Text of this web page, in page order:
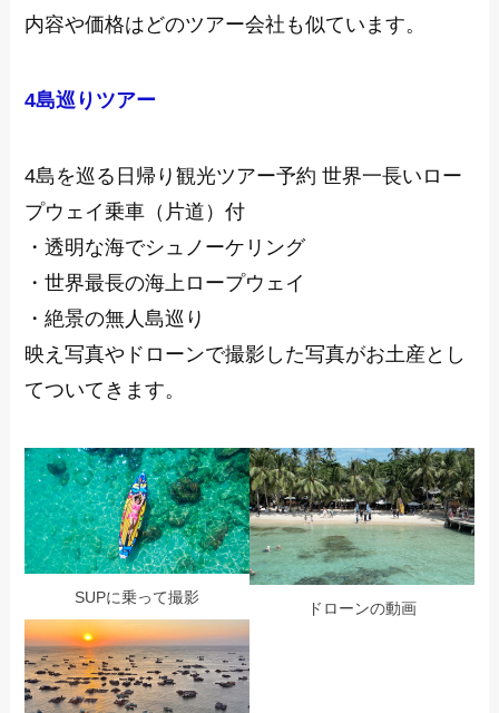
内容や価格はどのツアー会社も似ています。
4島巡りツアー
4島を巡る日帰り観光ツアー予約 世界一長いロー
プウェイ乗車（片道）付
・透明な海でシュノーケリング
・世界最長の海上ロープウェイ
・絶景の無人島巡り
映え写真やドローンで撮影した写真がお土産とし
てついてきます。
SUPに乗って撮影
ドローンの動画